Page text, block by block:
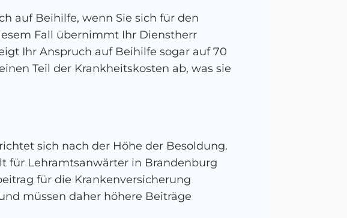
auf Beihilfe, wenn Sie sich für den
Fall übernimmt Ihr Dienstherr
Ihr Anspruch auf Beihilfe sogar auf 70
Teil der Krankheitskosten ab, was sie
sich nach der Höhe der Besoldung.
für Lehramtsanwärter in Brandenburg
für die Krankenversicherung
müssen daher höhere Beiträge